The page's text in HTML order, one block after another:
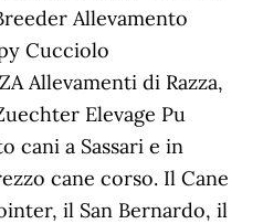
Allevamento
Cucciolo
Allevamenti di Razza,
Elevage Pu
cani a Sassari e in
cane corso. Il Cane
il San Bernardo, il